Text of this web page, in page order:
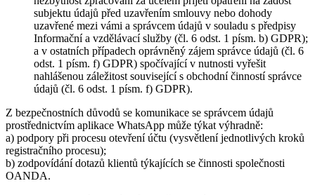
subjektu údajů před uzavřením smlouvy nebo dohody
uzavřené mezi vámi a správcem údajů v souladu s předpisy
Informační a vzdělávací služby (čl. 6 odst. 1 písm. b) GDPR);
a v ostatních případech oprávněný zájem správce údajů (čl. 6
odst. 1 písm. f) GDPR) spočívající v nutnosti vyřešit
nahlášenou záležitost související s obchodní činností správce
údajů (čl. 6 odst. 1 písm. f) GDPR).
Z bezpečnostních důvodů se komunikace se správcem údajů
prostřednictvím aplikace WhatsApp může týkat výhradně:
a) podpory při procesu otevření účtu (vysvětlení jednotlivých kroků
registračního procesu);
b) zodpovídání dotazů klientů týkajících se činnosti společnosti
OANDA.